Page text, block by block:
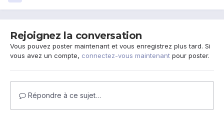
Rejoignez la conversation
Vous pouvez poster maintenant et vous enregistrez plus tard. Si
vous avez un compte, connectez-vous maintenant pour poster.
Répondre à ce sujet…